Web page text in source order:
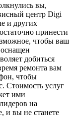
вы,
центр Digi
и других
принести
чтобы ваш
добиться
ремонта вам
чтобы
Стоимость услуг
ими
на
и вы не станете